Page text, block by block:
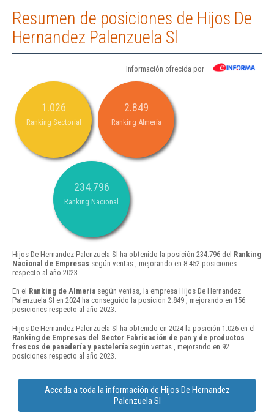
Resumen de posiciones de Hijos De
Hernandez Palenzuela Sl
Información ofrecida por
1.026
Ranking Sectorial
2.849
Ranking Almería
234.796
Ranking Nacional
Hijos De Hernandez Palenzuela Sl ha obtenido la posición 234.796 del Ranking
Nacional de Empresas según ventas , mejorando en 8.452 posiciones
respecto al año 2023.
En el Ranking de Almería según ventas, la empresa Hijos De Hernandez
Palenzuela Sl en 2024 ha conseguido la posición 2.849 , mejorando en 156
posiciones respecto al año 2023.
Hijos De Hernandez Palenzuela Sl ha obtenido en 2024 la posición 1.026 en el
Ranking de Empresas del Sector Fabricación de pan y de productos
frescos de panadería y pastelería según ventas , mejorando en 92
posiciones respecto al año 2023.
Acceda a toda la información de Hijos De Hernandez
Palenzuela Sl